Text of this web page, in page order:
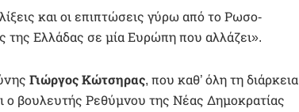
και οι επιπτώσεις γύρω από το Ρωσο-
της Ελλάδας σε μία Ευρώπη που αλλάζει».
Γιώργος Κώτσηρας, που καθ’ όλη τη διάρκεια
ο βουλευτής Ρεθύμνου της Νέας Δημοκρατίας